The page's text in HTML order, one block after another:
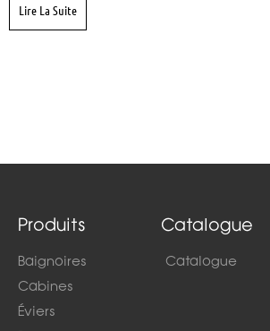
Lire La Suite
Produits
Baignoires
Cabines
Éviers
Catalogue
Catalogue